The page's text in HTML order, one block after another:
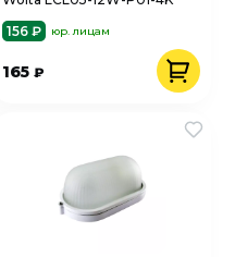
156 ₽
юр. лицам
165₽